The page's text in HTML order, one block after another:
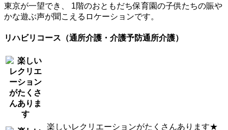
寄附のご案内
東京が一望でき、 1階のおともだち保育園の子供たちの賑や
かな遊ぶ声が聞こえるロケーションです。
リハビリコース（通所介護・介護予防通所介護）
楽しいレクリエーションがたくさんあります★